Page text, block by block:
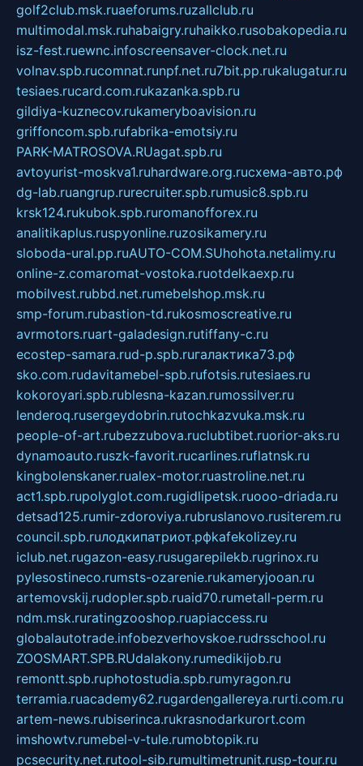
golf2club.msk.ruaeforums.ruzallclub.ru
multimodal.msk.ruhabaigry.ruhaikko.rusobakopedia.ru
isz-fest.ruewnc.infoscreensaver-clock.net.ru
volnav.spb.rucomnat.runpf.net.ru7bit.pp.rukalugatur.ru
tesiaes.rucard.com.rukazanka.spb.ru
gildiya-kuznecov.rukameryboavision.ru
griffoncom.spb.rufabrika-emotsiy.ru
PARK-MATROSOVA.RUagat.spb.ru
avtoyurist-moskva1.ruhardware.org.ruсхема-авто.рф
dg-lab.ruangrup.rurecruiter.spb.rumusic8.spb.ru
krsk124.rukubok.spb.ruromanofforex.ru
analitikaplus.ruspyonline.ruzosikamery.ru
sloboda-ural.pp.ruAUTO-COM.SUhohota.netalimy.ru
online-z.comaromat-vostoka.ruotdelkaexp.ru
mobilvest.rubbd.net.rumebelshop.msk.ru
smp-forum.rubastion-td.rukosmoscreative.ru
avrmotors.ruart-galadesign.rutiffany-c.ru
ecostep-samara.rud-p.spb.ruгалактика73.рф
sko.com.rudavitamebel-spb.rufotsis.rutesiaes.ru
kokoroyari.spb.rublesna-kazan.rumossilver.ru
lenderoq.rusergeydobrin.rutochkazvuka.msk.ru
people-of-art.rubezzubova.ruclubtibet.ruorior-aks.ru
dynamoauto.ruszk-favorit.rucarlines.ruflatnsk.ru
kingbolenskaner.rualex-motor.ruastroline.net.ru
act1.spb.rupolyglot.com.rugidlipetsk.ruooo-driada.ru
detsad125.rumir-zdoroviya.rubruslanovo.rusiterem.ru
council.spb.ruлодкипатриот.рфkafekolizey.ru
iclub.net.rugazon-easy.rusugarepilekb.rugrinox.ru
pylesostineco.rumsts-ozarenie.rukameryjooan.ru
artemovskij.rudopler.spb.ruaid70.rumetall-perm.ru
ndm.msk.ruratingzooshop.ruapiaccess.ru
globalautotrade.infobezverhovskoe.rudrsschool.ru
ZOOSMART.SPB.RUdalakony.rumedikijob.ru
remontt.spb.ruphotostudia.spb.rumyragon.ru
terramia.ruacademy62.rugardengallereya.rurti.com.ru
artem-news.rubiserinca.rukrasnodarkurort.com
imshowtv.rumebel-v-tule.rumobtopik.ru
pcsecurity.net.rutool-sib.rumultimetrunit.rusp-tour.ru